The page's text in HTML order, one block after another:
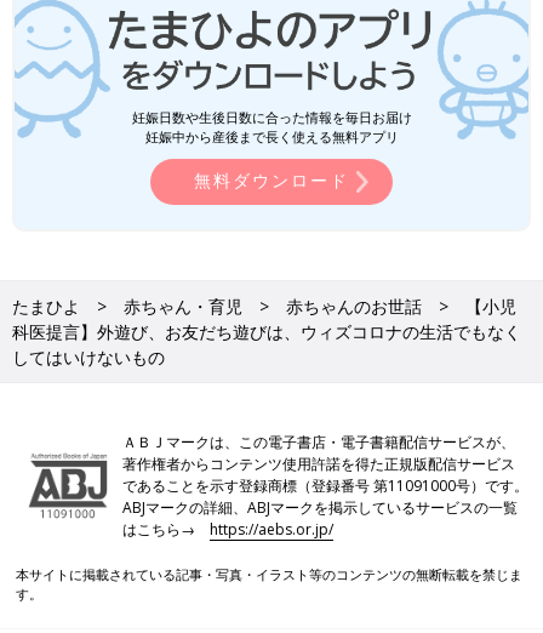
妊娠日数や生後日数に合った情報を毎日お届け
妊娠中から産後まで長く使える無料アプリ
無料ダウンロード
たまひよ 赤ちゃん・育児 赤ちゃんのお世話
【小児
科医提言】外遊び、お友だち遊びは、ウィズコロナの生活でもなく
してはいけないもの
ＡＢＪマークは、この電子書店・電子書籍配信サービスが、
著作権者からコンテンツ使用許諾を得た正規版配信サービス
であることを示す登録商標（登録番号 第11091000号）です。
ABJマークの詳細、ABJマークを掲示しているサービスの一覧
はこちら→https://aebs.or.jp/
本サイトに掲載されている記事・写真・イラスト等のコンテンツの無断転載を禁じま
す。